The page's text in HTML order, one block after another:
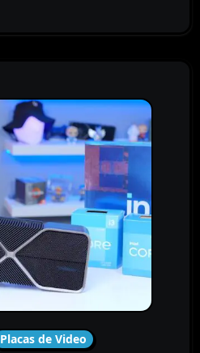
Placas de Video